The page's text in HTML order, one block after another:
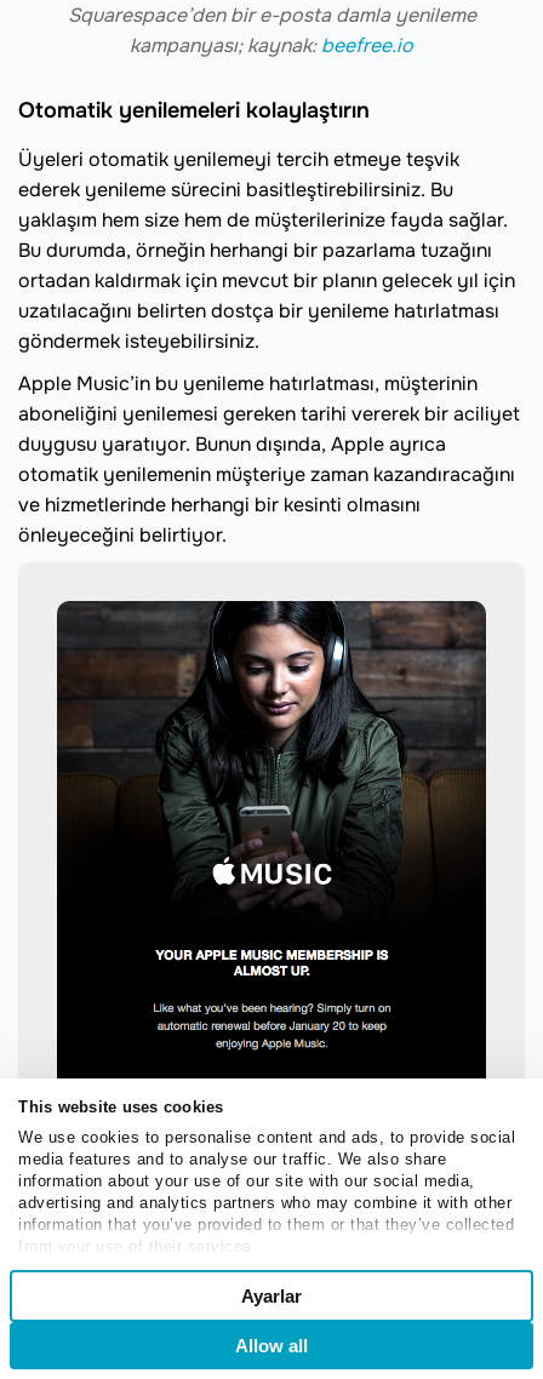
This website uses cookies
We use cookies to personalise content and ads, to provide social
media features and to analyse our traffic. We also share
information about your use of our site with our social media,
advertising and analytics partners who may combine it with other
information that you’ve provided to them or that they’ve collected
from your use of their services.
Consent
Preferences
Ayarlar
Allow all
Squarespace’den bir e-posta damla yenileme
kampanyası; kaynak:beefree.io
Otomatik yenilemeleri kolaylaştırın
Üyeleri otomatik yenilemeyi tercih etmeye teşvik
ederek yenileme sürecini basitleştirebilirsiniz. Bu
yaklaşım hem size hem de müşterilerinize fayda sağlar.
Bu durumda, örneğin herhangi bir pazarlama tuzağını
ortadan kaldırmak için mevcut bir planın gelecek yıl için
uzatılacağını belirten dostça bir yenileme hatırlatması
göndermek isteyebilirsiniz.
Apple Music’in bu yenileme hatırlatması, müşterinin
aboneliğini yenilemesi gereken tarihi vererek bir aciliyet
duygusu yaratıyor. Bunun dışında, Apple ayrıca
otomatik yenilemenin müşteriye zaman kazandıracağını
ve hizmetlerinde herhangi bir kesinti olmasını
önleyeceğini belirtiyor.
Apple Music’ten bir abonelik yenileme e-
postası örneği; kaynak:Really Good Emails
Ancak, müşterilerin otomatik yenilemeyi istedikleri
zaman iptal edebileceklerini ilettiğinizden emin olun.